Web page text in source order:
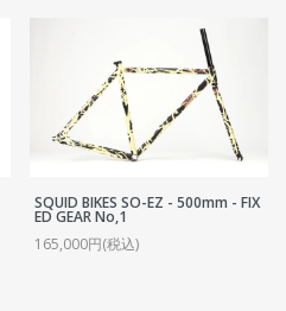
SQUID BIKES SO-EZ - 500mm - FIX
ED GEAR No,1
165,000円(税込)